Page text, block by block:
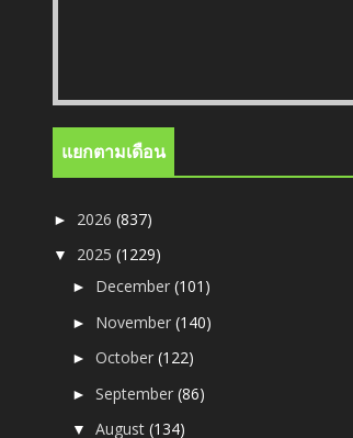
แยกตามเดือน
► 2026(837)
▼ 2025(1229)
► December(101)
► November(140)
►October(122)
►September(86)
▼August(134)